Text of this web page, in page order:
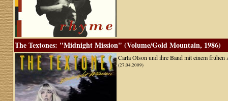
The Textones: "Midnight Mission" (Volume/Gold Mountain, 1986)
Carla Olson und ihre Band mit einem
(27.04.2009)